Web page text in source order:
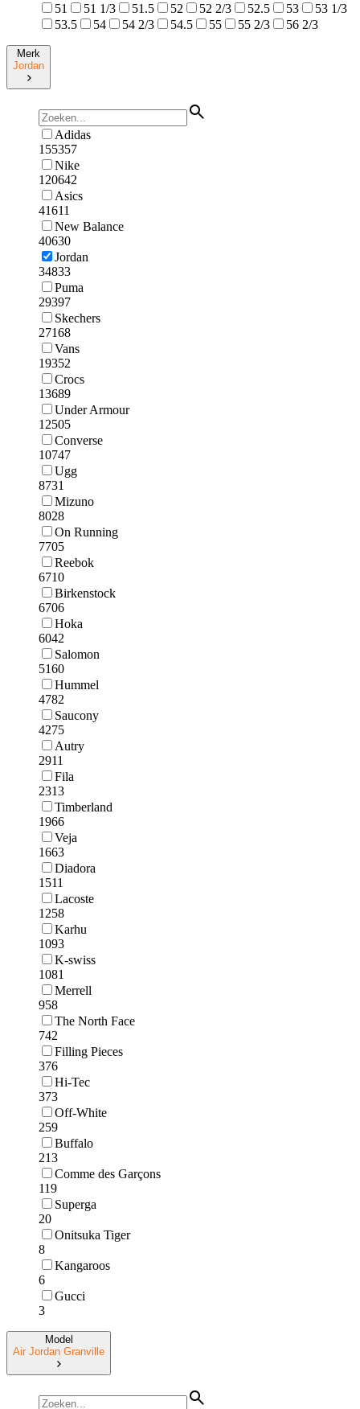
51
51 1/3 51.5 52 52 2/3 52.5 53
53 1/3
53.5
54 54 2/3 54.5 55 55 2/3 56 2/3
Merk
Jordan
Adidas
155357
Nike
120642
Asics
41611
New Balance
40630
Jordan
34833
Puma
29397
Skechers
27168
Vans
19352
Crocs
13689
Under Armour
12505
Converse
10747
Ugg
8731
Mizuno
8028
On Running
7705
Reebok
6710
Birkenstock
6706
Hoka
6042
Salomon
5160
Hummel
4782
Saucony
4275
Autry
2911
Fila
2313
Timberland
1966
Veja
1663
Diadora
1511
Lacoste
1258
Karhu
1093
K-swiss
1081
Merrell
958
The North Face
742
Filling Pieces
376
Hi-Tec
373
Off-White
259
Buffalo
213
Comme des Garçons
119
Superga
20
Onitsuka Tiger
8
Kangaroos
6
Gucci
3
Model
Air Jordan Granville